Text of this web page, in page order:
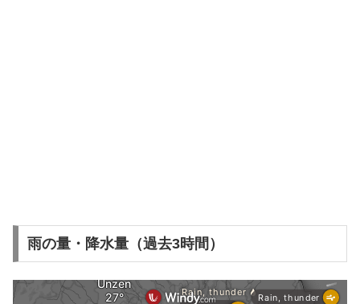
雨の量・降水量（過去3時間）